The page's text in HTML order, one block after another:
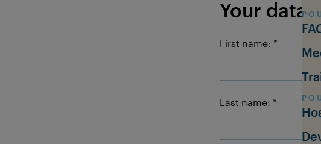
Your data
First name:
Last name: